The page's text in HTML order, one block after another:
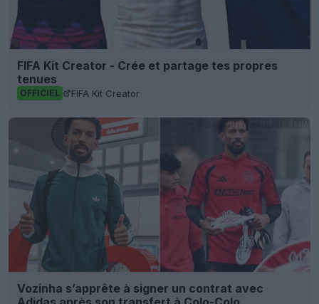
FIFA Kit Creator - Crée et partage tes propres
tenues
OFFICIEL FIFA Kit Creator
Vozinha s’apprête à signer un contrat avec